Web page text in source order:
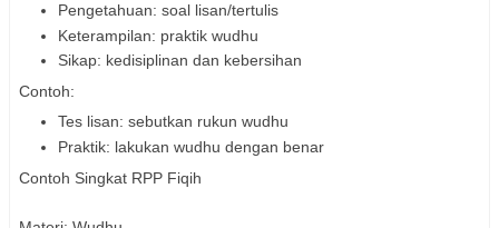
Pengetahuan: soal lisan/tertulis
Keterampilan: praktik wudhu
Sikap: kedisiplinan dan kebersihan
Contoh:
Tes lisan: sebutkan rukun wudhu
Praktik: lakukan wudhu dengan benar
Contoh Singkat RPP Fiqih